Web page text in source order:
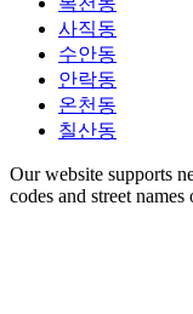
사직동
수안동
안락동
온천동
칠산동
Our website supports
codes and street